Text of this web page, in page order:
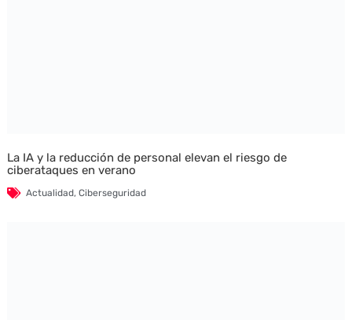
La IA y la reducción de personal elevan el riesgo de
ciberataques en verano
Actualidad, Ciberseguridad